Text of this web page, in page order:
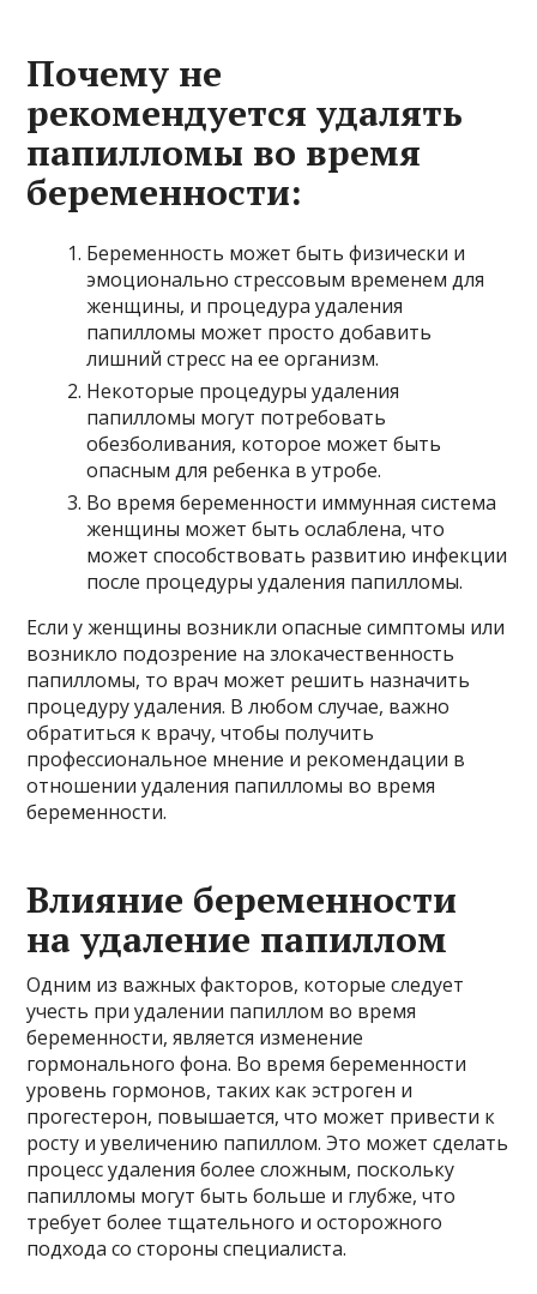
Почему не
рекомендуется удалять
папилломы во время
беременности:
Беременность может быть физически и
эмоционально стрессовым временем для
женщины, и процедура удаления
папилломы может просто добавить
лишний стресс на ее организм.
Некоторые процедуры удаления
папилломы могут потребовать
обезболивания, которое может быть
опасным для ребенка в утробе.
Во время беременности иммунная система
женщины может быть ослаблена, что
может способствовать развитию инфекции
после процедуры удаления папилломы.
Если у женщины возникли опасные симптомы или
возникло подозрение на злокачественность
папилломы, то врач может решить назначить
процедуру удаления. В любом случае, важно
обратиться к врачу, чтобы получить
профессиональное мнение и рекомендации в
отношении удаления папилломы во время
беременности.
Влияние беременности
на удаление папиллом
Одним из важных факторов, которые следует
учесть при удалении папиллом во время
беременности, является изменение
гормонального фона. Во время беременности
уровень гормонов, таких как эстроген и
прогестерон, повышается, что может привести к
росту и увеличению папиллом. Это может сделать
процесс удаления более сложным, поскольку
папилломы могут быть больше и глубже, что
требует более тщательного и осторожного
подхода со стороны специалиста.